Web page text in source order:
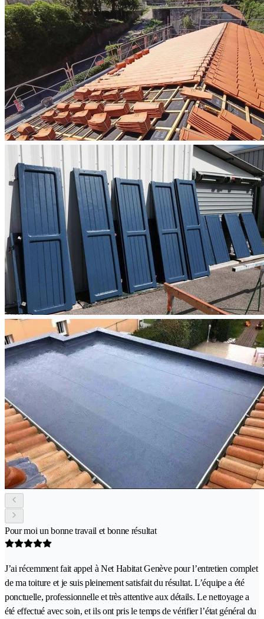
Pour moi un bonne travail et bonne résultat
J’ai récemment fait appel à Net Habitat Genève pour l’entretien complet
de ma toiture et je suis pleinement satisfait du résultat. L’équipe a été
ponctuelle, professionnelle et très attentive aux détails. Le nettoyage a
été effectué avec soin, et ils ont pris le temps de vérifier l’état général du